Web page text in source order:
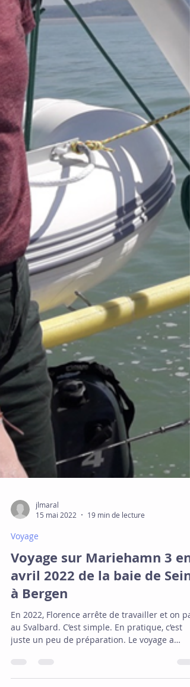
jlmaral
Voyage
Voyage sur Mariehamn 3 en
avril 2022 de la baie de Seine
à Bergen
En 2022, Florence arrête de travailler et on